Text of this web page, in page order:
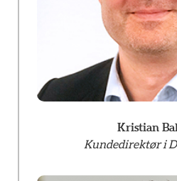
Kristian
Kundedirektør i